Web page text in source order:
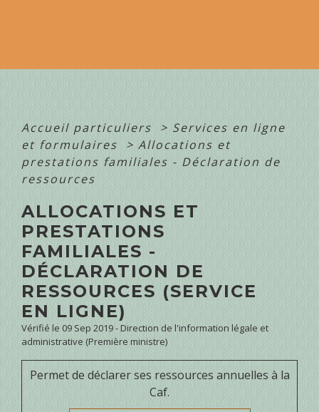
Accueil particuliers > Services en ligne
et formulaires
> Allocations et
prestations familiales - Déclaration de
ressources
ALLOCATIONS ET
PRESTATIONS
FAMILIALES -
DÉCLARATION DE
RESSOURCES (SERVICE
EN LIGNE)
Vérifié le 09 Sep 2019 - Direction de l'information légale et
administrative (Première ministre)
Permet de déclarer ses ressources annuelles à la
Caf.